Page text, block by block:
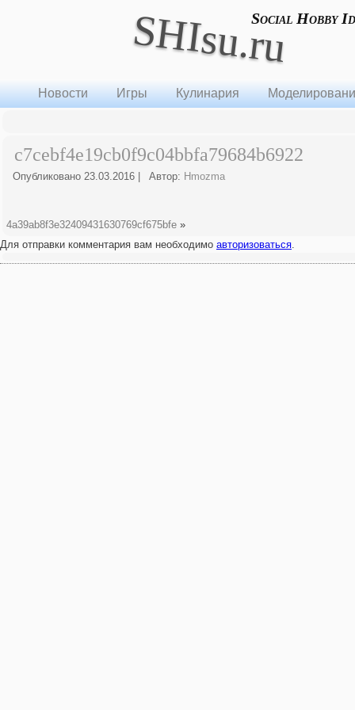
SHIsu.ruSocial Hobby
Новости Игры Кулинария
c7cebf4e19cb0f9c04bbfa79684b6922
Опубликовано 23.03.2016 Автор: Hmozma
4a39ab8f3e32409431630769cf675bfe »
Для отправки комментария вам необходимо авторизоваться.